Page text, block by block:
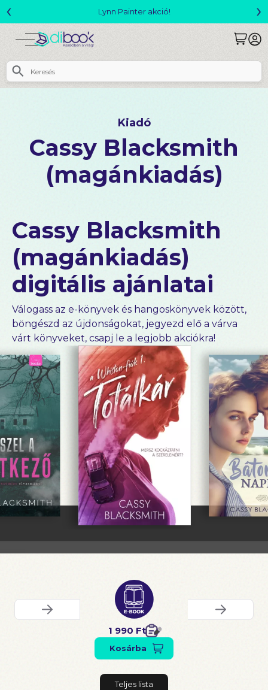
Lynn Painter akció!
‹ ›
Kiadó
Cassy Blacksmith
(magánkiadás)
Cassy Blacksmith
(magánkiadás)
digitális ajánlatai
Válogass az e-könyvek és hangoskönyvek között,
böngészd az újdonságokat, jegyezd elő a várva
várt könyveket, csapj le a legjobb akciókra!
1 990 Ft
Kosárba
Teljes lista